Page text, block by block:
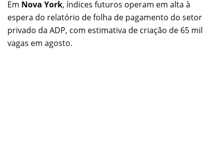
Em Nova York, índices futuros operam em alta à
espera do relatório de folha de pagamento do setor
privado da ADP, com estimativa de criação de 65 mil
vagas em agosto.